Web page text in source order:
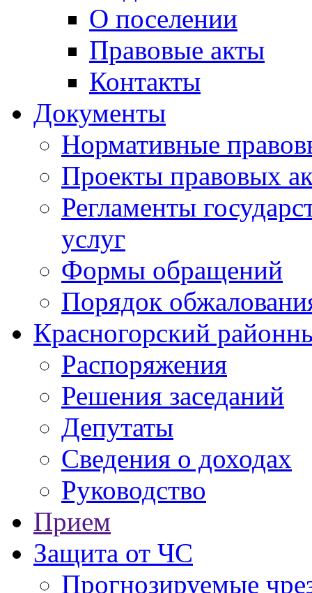
О поселении
Правовые акты
Контакты
Документы
Нормативные
Проекты правовых
Регламенты
услуг
Формы обращений
Порядок
Красногорский
Распоряжения
Решения заседаний
Депутаты
Сведения о доходах
Руководство
Прием
Защита от ЧС
Прогнозируемые